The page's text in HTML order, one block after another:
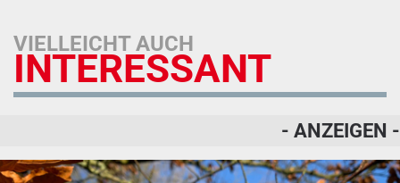
VIELLEICHT AUCH
INTERESSANT
- ANZEIGEN -